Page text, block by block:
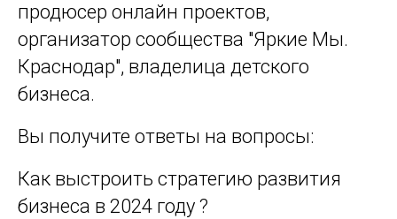
продюсер онлайн проектов,
организатор сообщества "Яркие Мы.
Краснодар", владелица детского
бизнеса.
Вы получите ответы на вопросы:
Как выстроить стратегию развития
бизнеса в 2024 году ?